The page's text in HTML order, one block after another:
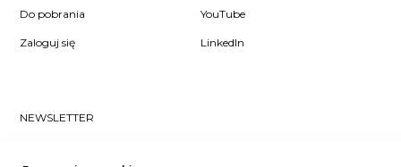
Do pobrania
Zaloguj się
YouTube
LinkedIn
NEWSLETTER